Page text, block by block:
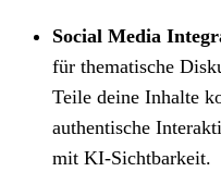
Social Media
für thematische
Teile deine Inhalte
authentische
mit KI-Sichtbarkeit.